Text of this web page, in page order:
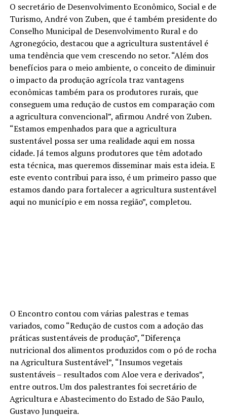
O secretário de Desenvolvimento Econômico, Social e de
Turismo, André von Zuben, que é também presidente do
Conselho Municipal de Desenvolvimento Rural e do
Agronegócio, destacou que a agricultura sustentável é
uma tendência que vem crescendo no setor. “Além dos
benefícios para o meio ambiente, o conceito de diminuir
o impacto da produção agrícola traz vantagens
econômicas também para os produtores rurais, que
conseguem uma redução de custos em comparação com
a agricultura convencional”, afirmou André von Zuben.
“Estamos empenhados para que a agricultura
sustentável possa ser uma realidade aqui em nossa
cidade. Já temos alguns produtores que têm adotado
esta técnica, mas queremos disseminar mais esta ideia. E
este evento contribui para isso, é um primeiro passo que
estamos dando para fortalecer a agricultura sustentável
aqui no município e em nossa região”, completou.
O Encontro contou com várias palestras e temas
variados, como “Redução de custos com a adoção das
práticas sustentáveis de produção”, “Diferença
nutricional dos alimentos produzidos com o pó de rocha
na Agricultura Sustentável”, “Insumos vegetais
sustentáveis – resultados com Aloe vera e derivados”,
entre outros. Um dos palestrantes foi secretário de
Agricultura e Abastecimento do Estado de São Paulo,
Gustavo Junqueira.